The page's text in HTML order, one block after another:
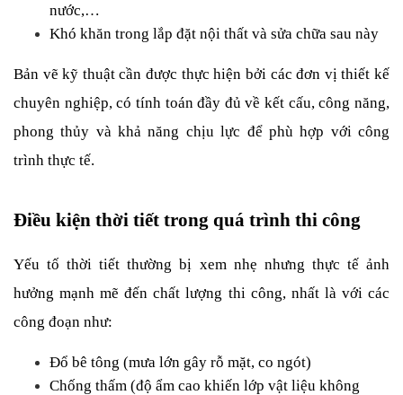
nước,…
Khó khăn trong lắp đặt nội thất và sửa chữa sau này
Bản vẽ kỹ thuật cần được thực hiện bởi các đơn vị thiết kế
chuyên nghiệp, có tính toán đầy đủ về kết cấu, công năng,
phong thủy và khả năng chịu lực để phù hợp với công
trình thực tế.
Điều kiện thời tiết trong quá trình thi công
Yếu tố thời tiết thường bị xem nhẹ nhưng thực tế ảnh
hưởng mạnh mẽ đến chất lượng thi công, nhất là với các
công đoạn như:
Đổ bê tông (mưa lớn gây rỗ mặt, co ngót)
Chống thấm (độ ẩm cao khiến lớp vật liệu không